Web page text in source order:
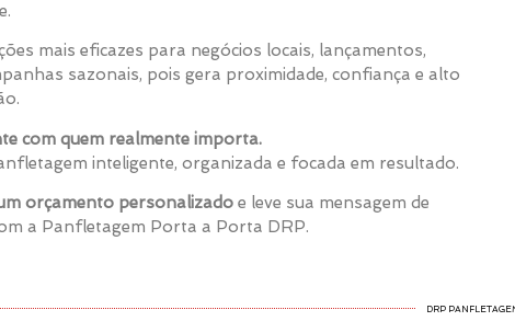
mais eficazes para negócios locais, lançamentos,
sazonais, pois gera proximidade, confiança e alto
com quem realmente importa.
inteligente, organizada e focada em resultado.
orçamento personalizado e leve sua mensagem de
a Panfletagem Porta a Porta DRP.
DRP